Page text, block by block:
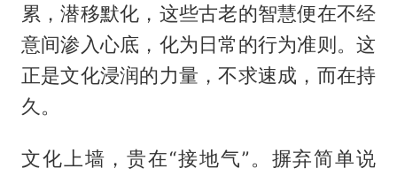
累，潜移默化，这些古老的智慧便在不经
意间渗入心底，化为日常的行为准则。这
正是文化浸润的力量，不求速成，而在持
久。
文化上墙，贵在“接地气”。摒弃简单说